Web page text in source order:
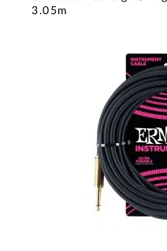
3.05m